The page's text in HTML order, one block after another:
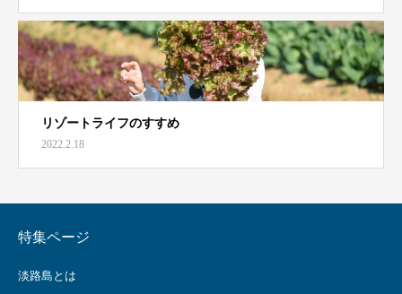
リゾートライフのすすめ
2022.2.18
特集ページ
淡路島とは